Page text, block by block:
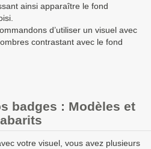
ainsi apparaître le fond
d’utiliser un visuel avec
contrastant avec le fond
badges : Modèles et
votre visuel, vous avez plusieurs